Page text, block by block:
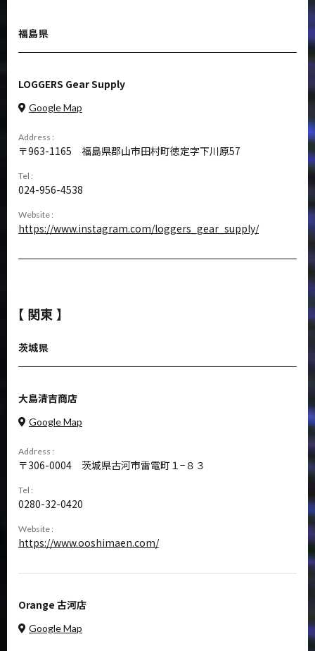
福島県
LOGGERS Gear Supply
Google Map
Address :
963-1165 福島県郡山市田村町徳定字下川原57
Tel :
024-956-4538
Website :
https://www.instagram.com/loggers_gear_supply/
【 関東 】
茨城県
大島清吉商店
Google Map
Address :
306-0004 茨城県古河市雷電町１−８３
Tel :
0280-32-0420
Website :
https://www.ooshimaen.com/
Orange 古河店
Google Map